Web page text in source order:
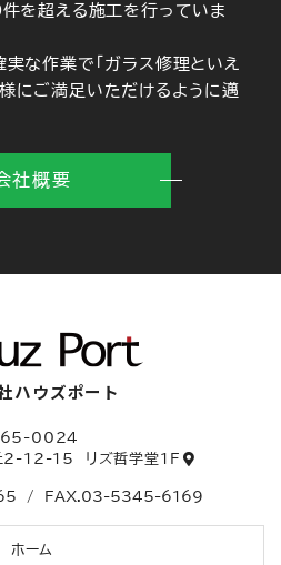
を超える施工を行っていま
実な作業で「ガラス修理といえ
にご満足いただけるように邁
社概要
ハウズポート
0024
2-12-15 リズ哲学堂1F
/ FAX.03-5345-6169
ホーム